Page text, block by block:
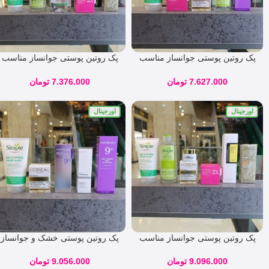
پک روتین پوستی جوانساز مناسب
چرب )
7.627.000 تومان
پک روتین پوستی جوانساز مناسب
چرب ) کد 31845
7.376.000 تومان
اورجینال
پک روتین پوستی جوانساز مناسب
چرب ) کد ۹۷۳۵۸
9.096.000 تومان
اورجینال
پک روتین پوستی خشک و جوانساز
9.056.000 تومان